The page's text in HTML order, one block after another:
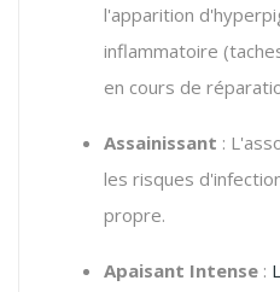
l'apparition
inflammatoire
en cours de
Assainissant :
les risques
propre.
Apaisant Intense :